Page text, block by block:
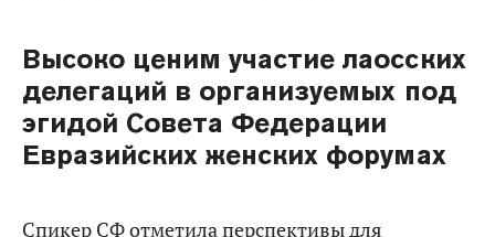
Высоко ценим участие лаосских
делегаций в организуемых под
эгидой Совета Федерации
Евразийских женских форумах
Спикер СФ отметила перспективы для